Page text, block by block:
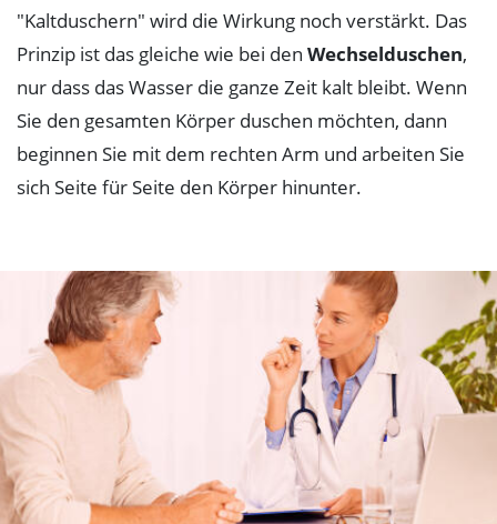
"Kaltduschern" wird die Wirkung noch verstärkt. Das
Prinzip ist das gleiche wie bei den Wechselduschen,
nur dass das Wasser die ganze Zeit kalt bleibt. Wenn
Sie den gesamten Körper duschen möchten, dann
beginnen Sie mit dem rechten Arm und arbeiten Sie
sich Seite für Seite den Körper hinunter.